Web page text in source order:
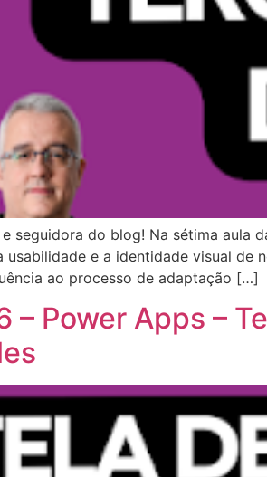
e seguidora do blog! Na sétima aula
usabilidade e a identidade visual de
ao processo de adaptação […]
– Power Apps –